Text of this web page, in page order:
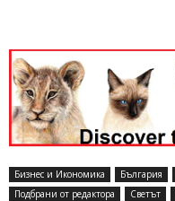
Бизнес и Икономика България
Подбрани от редактора
Светът